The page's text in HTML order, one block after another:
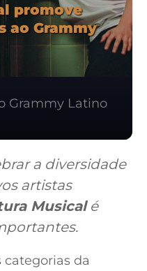
promove
ao Grammy
Grammy Latino
a diversidade
artistas
Musicalé
da